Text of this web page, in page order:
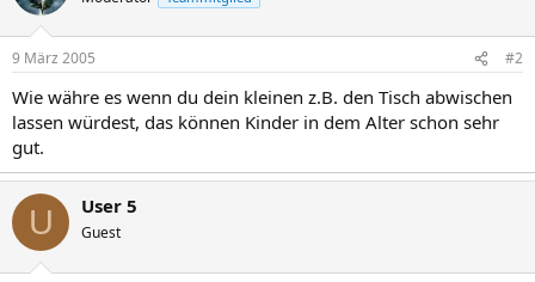
9 März 2005 #2
Wie währe es wenn du dein kleinen z.B. den Tisch abwischen
lassen würdest, das können Kinder in dem Alter schon sehr
gut.
U User 5
Guest